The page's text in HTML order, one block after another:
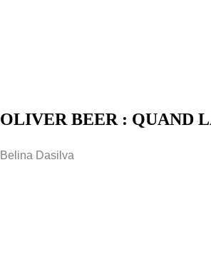
OLIVER BEER : QUAND
Belina Dasilva